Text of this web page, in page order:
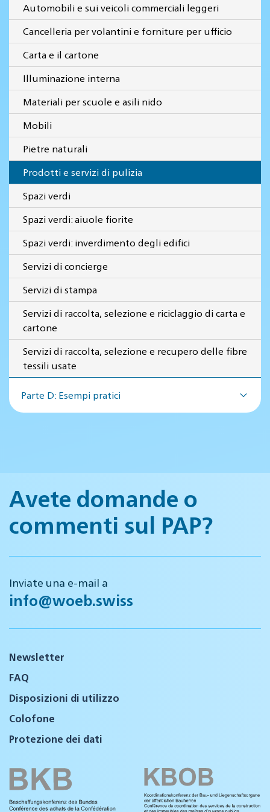
Automobili e sui veicoli commerciali leggeri
Cancelleria per volantini e forniture per ufficio
Carta e il cartone
Illuminazione interna
Materiali per scuole e asili nido
Mobili
Pietre naturali
Prodotti e servizi di pulizia
Spazi verdi
Spazi verdi: aiuole fiorite
Spazi verdi: inverdimento degli edifici
Servizi di concierge
Servizi di stampa
Servizi di raccolta, selezione e riciclaggio di carta e
cartone
Servizi di raccolta, selezione e recupero delle fibre
tessili usate
Parte D: Esempi pratici
Avete domande o
commenti sul PAP?
Inviate una e-mail a
info@woeb.swiss
Newsletter
FAQ
Disposizioni di utilizzo
Colofone
Protezione dei dati